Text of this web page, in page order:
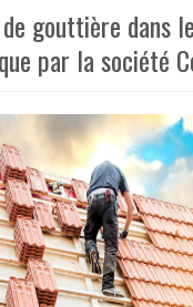
gouttière dans
par la société